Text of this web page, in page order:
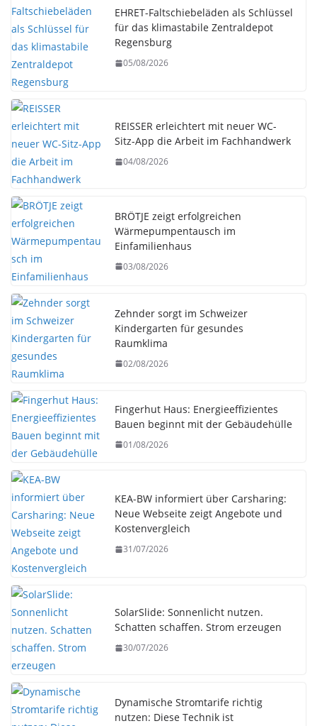
EHRET-Faltschiebeläden als Schlüssel
für das klimastabile Zentraldepot
Regensburg
05/08/2026
REISSER erleichtert mit neuer WC-
Sitz-App die Arbeit im Fachhandwerk
04/08/2026
BRÖTJE zeigt erfolgreichen
Wärmepumpentausch im
Einfamilienhaus
03/08/2026
Zehnder sorgt im Schweizer
Kindergarten für gesundes
Raumklima
02/08/2026
Fingerhut Haus: Energieeffizientes
Bauen beginnt mit der Gebäudehülle
01/08/2026
KEA-BW informiert über Carsharing:
Neue Webseite zeigt Angebote und
Kostenvergleich
31/07/2026
SolarSlide: Sonnenlicht nutzen.
Schatten schaffen. Strom erzeugen
30/07/2026
Dynamische Stromtarife richtig
nutzen: Diese Technik ist